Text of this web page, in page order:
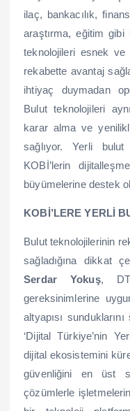
ilaç, bankacılık,
araştırma, eğitim gibi
teknolojileri esnek ve
rekabette avantaj
ihtiyaç duymadan
Bulut teknolojileri
karar alma ve
sağlıyor. Yerli
KOBİ’lerin
büyümelerine destek
KOBİ’LERE YERLİ
Bulut teknolojilerinin
sağladığına dikkat
Serdar Yokuş, DT
gereksinimlerine
altyapısı
‘Dijital Türkiye’nin
dijital ekosistemini
güvenliğini en üst
çözümlerle